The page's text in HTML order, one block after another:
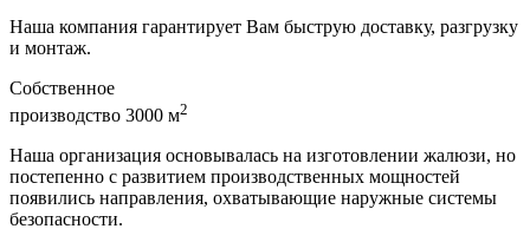
Наша компания гарантирует Вам быструю доставку, разгрузку
и монтаж.
Собственное
производство 3000 м2
Наша организация основывалась на изготовлении жалюзи, но
постепенно с развитием производственных мощностей
появились направления, охватывающие наружные системы
безопасности.